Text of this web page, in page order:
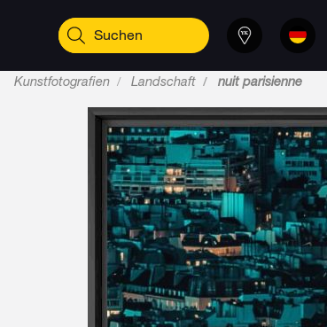
Kunstfotografien Landschaft nuit parisienne